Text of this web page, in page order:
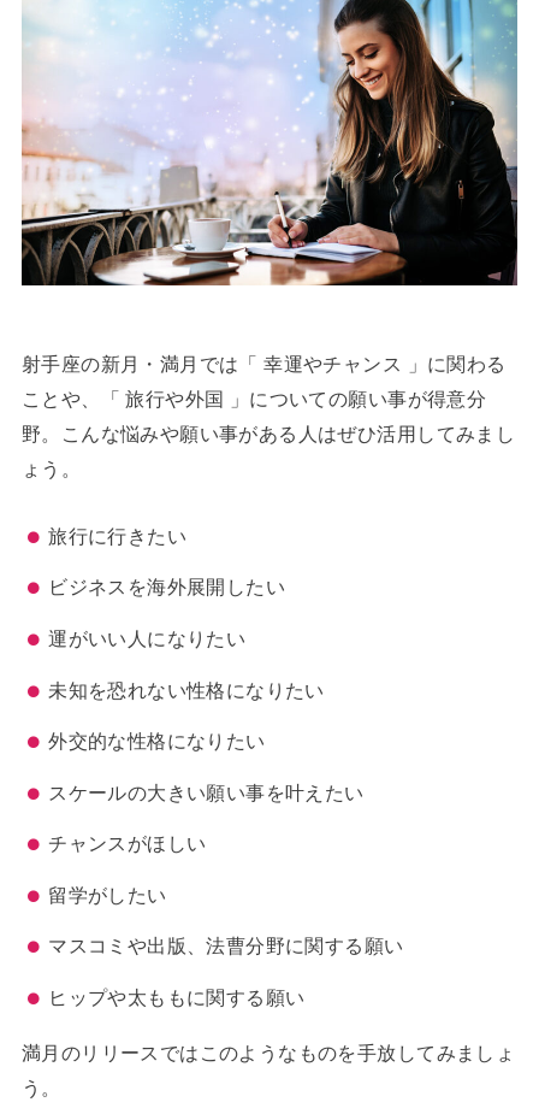
射手座の新月・満月では「 幸運やチャンス 」に関わる
ことや、「 旅行や外国 」についての願い事が得意分
野。こんな悩みや願い事がある人はぜひ活用してみまし
ょう。
旅行に行きたい
ビジネスを海外展開したい
運がいい人になりたい
未知を恐れない性格になりたい
外交的な性格になりたい
スケールの大きい願い事を叶えたい
チャンスがほしい
留学がしたい
マスコミや出版、法曹分野に関する願い
ヒップや太ももに関する願い
満月のリリースではこのようなものを手放してみましょ
う。